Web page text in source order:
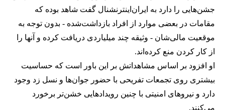
جشن‌هایی را دارد به ایران‌اینترنشنال گفت شاهد بوده که
مقامات در بعضی موارد از افراد بازداشت‌‌شده - بدون توجه به
موقعیت مالی‌شان - وثیقه چند میلیاردی دریافت کرده و آنها را
از کار کردن منع کرده‌اند.
او افزود بر اساس مشاهداتش بر این باور است که حساسیت
بیشتری روی تجمعات تفریحی با حضور جوان‌ها و نسل زد وجود
دارد و نیروهای امنیتی با چنین رویدادهایی خشن‌تر برخورد
می‌کنند.